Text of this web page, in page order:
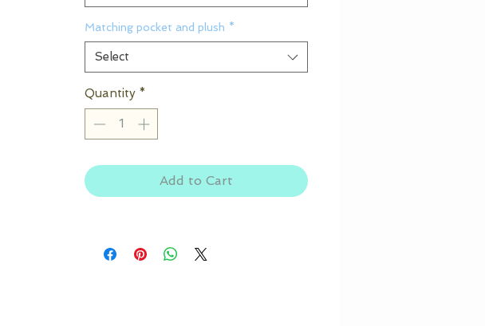
Matching pocket and plush *
Select
Quantity *
Add to Cart